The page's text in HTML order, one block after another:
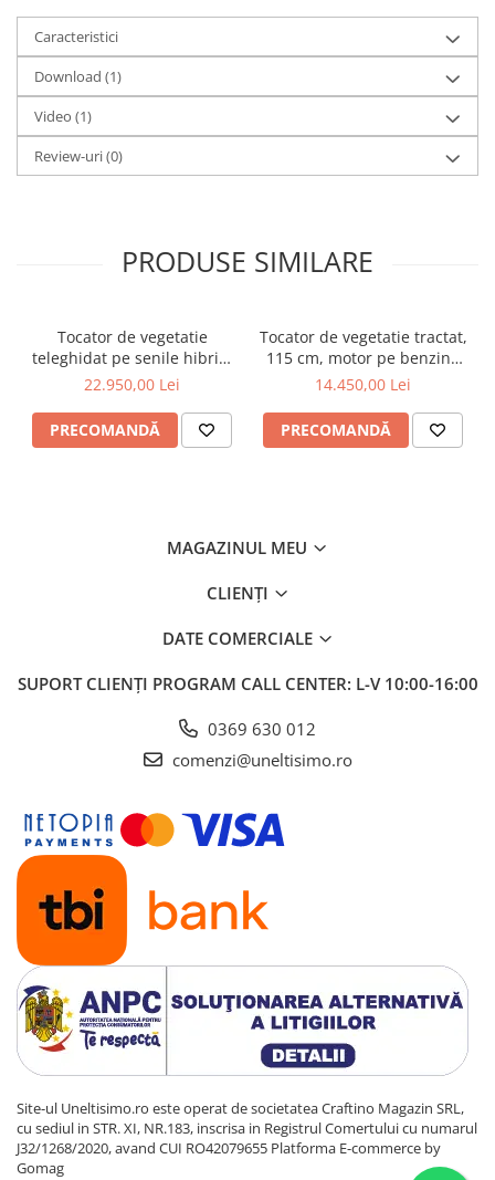
Caracteristici
Download (1)
Video (1)
Review-uri(0)
PRODUSE SIMILARE
Tocator de vegetatie
teleghidat pe senile hibrid,
benzina, 120 cm, motor
RSC120PRO Hibrid
22.950,00 Lei
PRECOMANDĂ
Tocator de vegetatie tractat,
115 cm, motor pe benzina
de 15 CP, Jansen AT-120
14.450,00 Lei
PRECOMANDĂ
MAGAZINUL MEU
CLIENȚI
DATE COMERCIALE
SUPORT CLIENȚI PROGRAM CALL CENTER: L-V 10:00-16:00
0369 630 012
comenzi@uneltisimo.ro
Site-ul Uneltisimo.ro este operat de societatea Craftino Magazin SRL,
cu sediul in STR. XI, NR.183, inscrisa in Registrul Comertului cu numarul
J32/1268/2020, avand CUI RO42079655 Platforma E-commerce by
Gomag